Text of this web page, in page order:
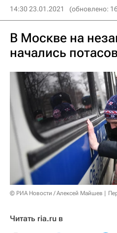
14:30 23.01.2021 (обновлено:
В Москве на
начались
© РИА Новости / Алексей Майшев
Читать ria.ru в